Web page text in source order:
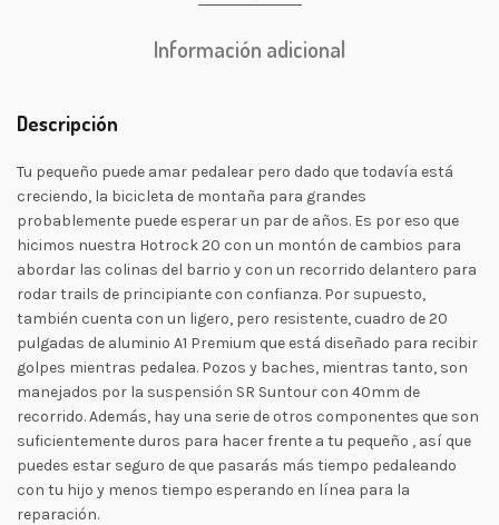
Información adicional
Descripción
Tu pequeño puede amar pedalear pero dado que todavía está
creciendo, la bicicleta de montaña para grandes
probablemente puede esperar un par de años. Es por eso que
hicimos nuestra Hotrock 20 con un montón de cambios para
abordar las colinas del barrio y con un recorrido delantero para
rodar trails de principiante con confianza. Por supuesto,
también cuenta con un ligero, pero resistente, cuadro de 20
pulgadas de aluminio A1 Premium que está diseñado para recibir
golpes mientras pedalea. Pozos y baches, mientras tanto, son
manejados por la suspensión SR Suntour con 40mm de
recorrido. Además, hay una serie de otros componentes que son
suficientemente duros para hacer frente a tu pequeño , así que
puedes estar seguro de que pasarás más tiempo pedaleando
con tu hijo y menos tiempo esperando en línea para la
reparación.